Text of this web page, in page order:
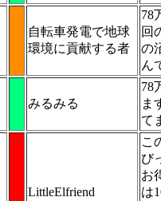
自転車発電で地球
環境に貢献する者
78
回
の
ん
みるみる
78
ま
て
LittleElfriend
こ
び
お
は